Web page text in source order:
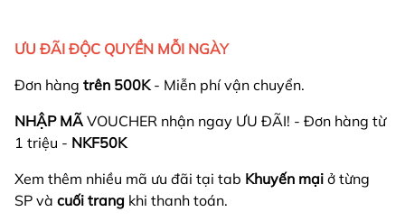
ƯU ĐÃI ĐỘC QUYỀN MỖI NGÀY
Đơn hàng trên 500K- Miễn phí vận chuyển.
NHẬP MÃVOUCHER nhận ngay ƯU ĐÃI! - Đơn hàng từ
1 triệu - NKF50K
Xem thêm nhiều mã ưu đãi tại tab Khuyến mại ở từng
SP và cuối trang khi thanh toán.